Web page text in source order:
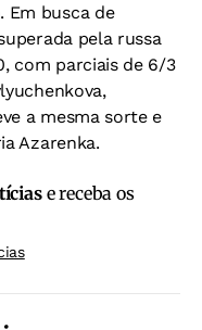
Em busca de
pela russa
com parciais de 6/3
a mesma sorte e
Azarenka.
e receba os